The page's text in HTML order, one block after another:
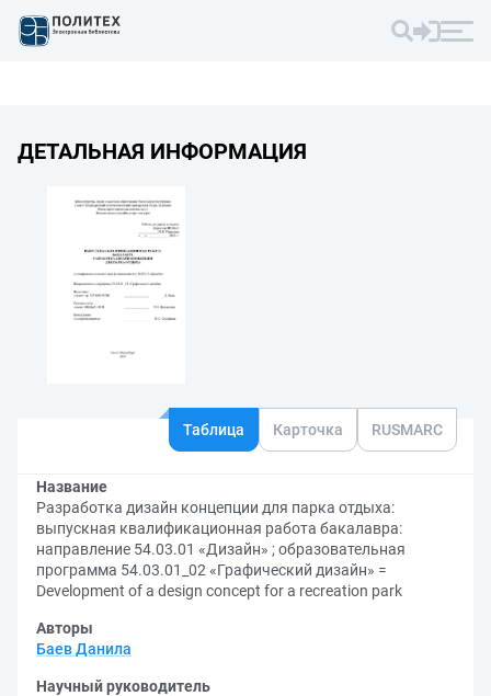
ДЕТАЛЬНАЯ ИНФОРМАЦИЯ
Таблица Карточка RUSMARC
Название
Разработка дизайн концепции для парка отдыха:
выпускная квалификационная работа бакалавра:
направление 54.03.01 «Дизайн» ; образовательная
программа 54.03.01_02 «Графический дизайн» =
Development of a design concept for a recreation park
Авторы
Баев Данила
Научный руководитель